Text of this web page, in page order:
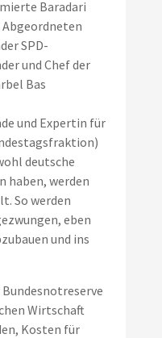
Baradari
Abgeordneten
SPD-
und Chef der
Bas
und Expertin für
deutsche
haben, werden
So werden
eben
und ins
Wirtschaft
Kosten für